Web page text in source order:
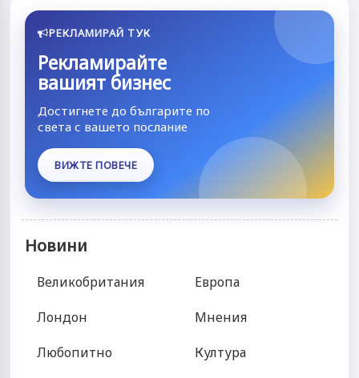
РЕКЛАМИРАЙ ТУК
Рекламирайте
вашият бизнес
Достигнете до българите по
света с вашето послание
ВИЖТЕ ПОВЕЧЕ
Новини
Великобритания
Лондон
Любопитно
Европа
Мнения
Култура